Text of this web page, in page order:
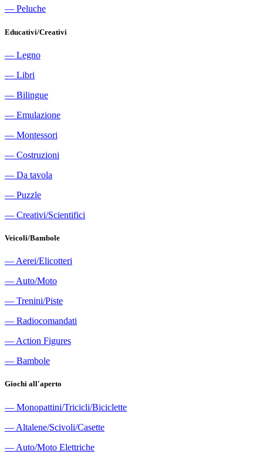
― Peluche
Educativi/Creativi
― Legno
― Libri
― Bilingue
― Emulazione
― Montessori
― Costruzioni
― Da tavola
― Puzzle
― Creativi/Scientifici
Veicoli/Bambole
― Aerei/Elicotteri
― Auto/Moto
― Trenini/Piste
― Radiocomandati
― Action Figures
― Bambole
Giochi all'aperto
― Monopattini/Tricicli/Biciclette
― Altalene/Scivoli/Casette
― Auto/Moto Elettriche